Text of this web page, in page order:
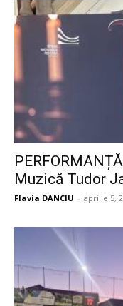
Muzică Tudor
Flavia DANCIU - aprilie 5,